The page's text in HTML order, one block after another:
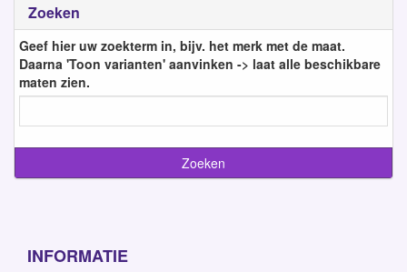
Zoeken
Geef hier uw zoekterm in, bijv. het merk met de maat.
Daarna 'Toon varianten' aanvinken -> laat alle beschikbare
maten zien.
INFORMATIE